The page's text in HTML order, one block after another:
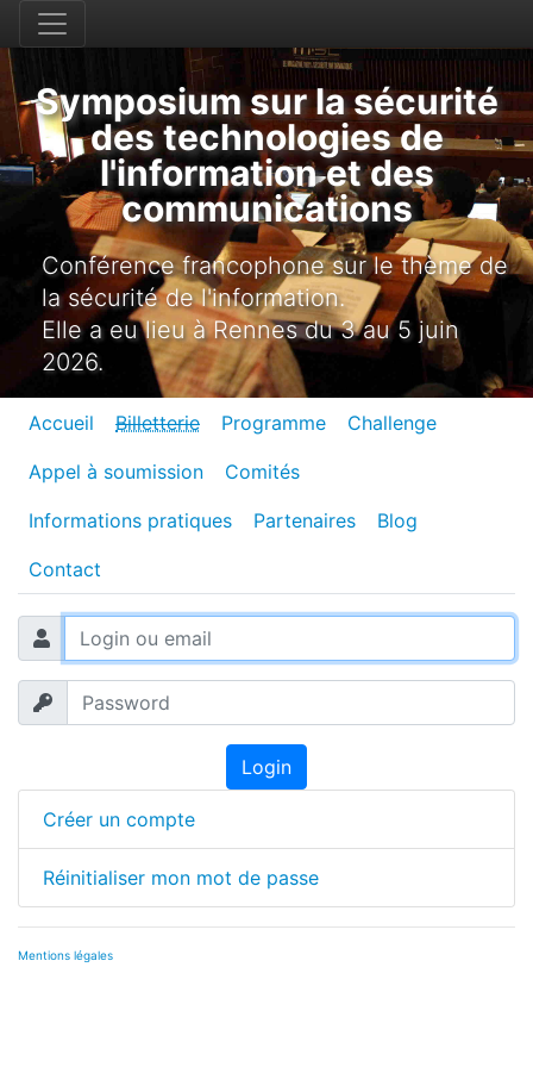
Symposium sur la sécurité
des technologies de
l'information et des
communications
Conférence francophone sur le thème de
la sécurité de l'information.
Elle a eu lieu à Rennes du 3 au 5 juin
2026.
Accueil Billetterie Programme Challenge
Appel à soumission Comités
Informations pratiques Partenaires Blog
Contact
Login
Créer un compte
Réinitialiser mon mot de passe
Mentions légales